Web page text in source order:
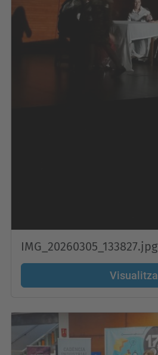
IMG_20260305_133827.jpg
Visualitza